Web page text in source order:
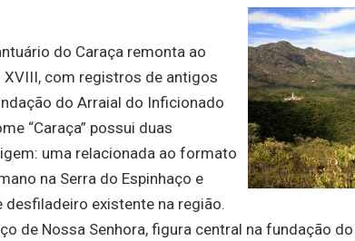
do Caraça remonta ao
com registros de antigos
do Arraial do Inficionado
“Caraça” possui duas
uma relacionada ao formato
na Serra do Espinhaço e
desfiladeiro existente na região.
de Nossa Senhora, figura central na fundação